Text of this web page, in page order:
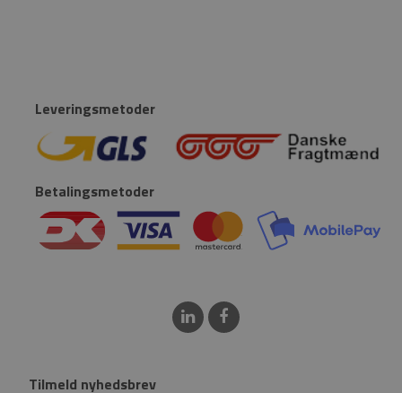
Leveringsmetoder
Betalingsmetoder
Tilmeld nyhedsbrev